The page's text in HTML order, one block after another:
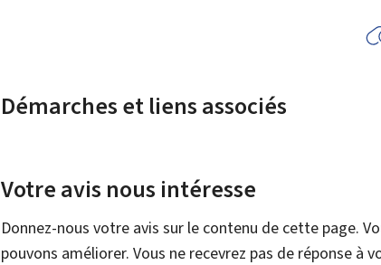
Démarches et liens associés
Votre avis nous intéresse
Donnez-nous votre avis sur le contenu de cette page.
pouvons améliorer. Vous ne recevrez pas de réponse